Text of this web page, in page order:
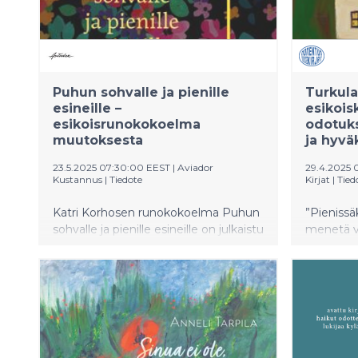
Puhun sohvalle ja pienille
esineille –
esikoisrunokokoelma
muutoksesta
23.5.2025 07:30:00 EEST | Aviador
Kustannus | Tiedote
Katri Korhosen runokokoelma Puhun
sohvalle ja pienille esineille on julkaistu
Esikoisrunokokoelma käsittelee
muutosta ja tilassa olemista sekä
tilaa, joka on muutoksen havaittavana
puitteena. Teos pureutuu muuttuvan
ihmisen kokemukseen,
olemassaoloon tilassa. Kokoelma
ja
29.4.2025
Kirjat |
menetä